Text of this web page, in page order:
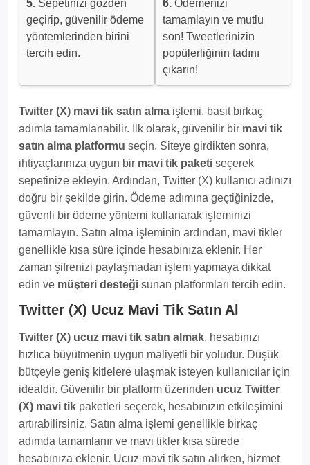
5. Sepetinizi gözden
geçirip, güvenilir ödeme
yöntemlerinden birini
tercih edin.
6. Ödemenizi
tamamlayın ve mutlu
son! Tweetlerinizin
popülerliğinin tadını
çıkarın!
Twitter (X) mavi tik satın alma işlemi, basit birkaç
adımla tamamlanabilir. İlk olarak, güvenilir bir mavi tik
satın alma platformu seçin. Siteye girdikten sonra,
ihtiyaçlarınıza uygun bir mavi tik paketi seçerek
sepetinize ekleyin. Ardından, Twitter (X) kullanıcı adınızı
doğru bir şekilde girin. Ödeme adımına geçtiğinizde,
güvenli bir ödeme yöntemi kullanarak işleminizi
tamamlayın. Satın alma işleminin ardından, mavi tikler
genellikle kısa süre içinde hesabınıza eklenir. Her
zaman şifrenizi paylaşmadan işlem yapmaya dikkat
edin ve müşteri desteği sunan platformları tercih edin.
Twitter (X) Ucuz Mavi Tik Satın Al
Twitter (X) ucuz mavi tik satın almak, hesabınızı
hızlıca büyütmenin uygun maliyetli bir yoludur. Düşük
bütçeyle geniş kitlelere ulaşmak isteyen kullanıcılar için
idealdir. Güvenilir bir platform üzerinden ucuz Twitter
(X) mavi tik paketleri seçerek, hesabınızın etkileşimini
artırabilirsiniz. Satın alma işlemi genellikle birkaç
adımda tamamlanır ve mavi tikler kısa sürede
hesabınıza eklenir. Ucuz mavi tik satın alırken, hizmet